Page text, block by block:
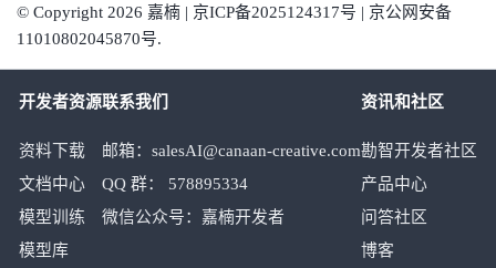
© Copyright 2026 嘉楠 | 京ICP备2025124317号 | 京公网安备
11010802045870号.
开发者资源
资料下载
文档中心
模型训练
模型库
联系我们
邮箱：salesAI@canaan-creative.com
QQ 群： 578895334
微信公众号：嘉楠开发者
资讯和社区
勘智开发者社区
产品中心
问答社区
博客